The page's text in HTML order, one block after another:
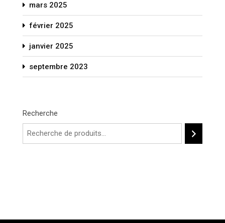
mars 2025
février 2025
janvier 2025
septembre 2023
Recherche